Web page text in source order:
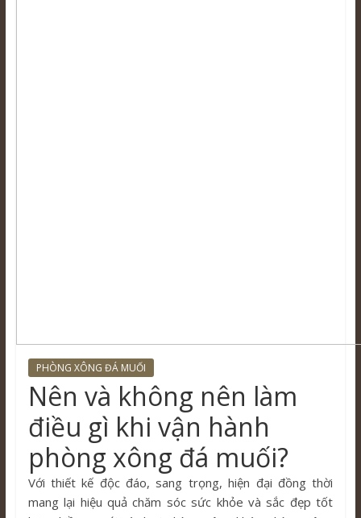
PHÒNG XÔNG ĐÁ MUỐI
Nên và không nên làm
điều gì khi vận hành
phòng xông đá muối?
Với thiết kế độc đáo, sang trọng, hiện đại đồng thời
mang lại hiệu quả chăm sóc sức khỏe và sắc đẹp tốt